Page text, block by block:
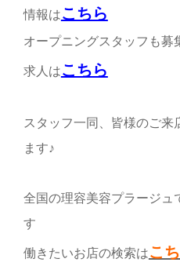
情報はこちら
オープニングスタッフも募
求人はこちら
スタッフ一同、皆様のご来
ます♪
全国の理容美容プラージュ
す
働きたいお店の検索はこ